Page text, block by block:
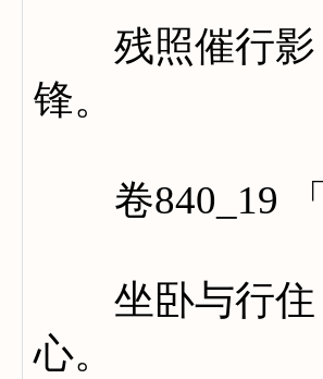
残照催行影
锋。
卷840_19 「
坐卧与行住
心。